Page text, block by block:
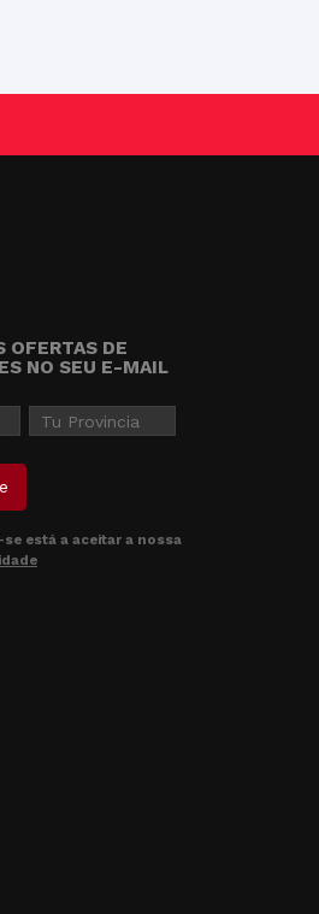
OFERTAS DE
NO SEU E-MAIL
está a aceitar a nossa